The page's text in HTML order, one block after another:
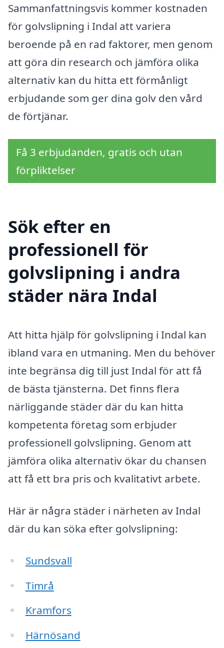
Sammanfattningsvis kommer kostnaden
för golvslipning i Indal att variera
beroende på en rad faktorer, men genom
att göra din research och jämföra olika
alternativ kan du hitta ett förmånligt
erbjudande som ger dina golv den vård
de förtjänar.
Få 3 erbjudanden, gratis och utan
förpliktelser
Sök efter en
professionell för
golvslipning i andra
städer nära Indal
Att hitta hjälp för golvslipning i Indal kan
ibland vara en utmaning. Men du behöver
inte begränsa dig till just Indal för att få
de bästa tjänsterna. Det finns flera
närliggande städer där du kan hitta
kompetenta företag som erbjuder
professionell golvslipning. Genom att
jämföra olika alternativ ökar du chansen
att få ett bra pris och kvalitativt arbete.
Här är några städer i närheten av Indal
där du kan söka efter golvslipning:
Sundsvall
Timrå
Kramfors
Härnösand